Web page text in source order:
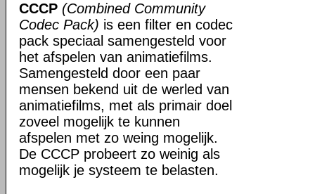
CCCP (Combined Community
Codec Pack) is een filter en codec
pack speciaal samengesteld voor
het afspelen van animatiefilms.
Samengesteld door een paar
mensen bekend uit de werled van
animatiefilms, met als primair doel
zoveel mogelijk te kunnen
afspelen met zo weing mogelijk.
De CCCP probeert zo weinig als
mogelijk je systeem te belasten.